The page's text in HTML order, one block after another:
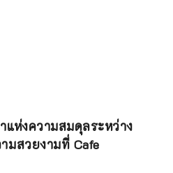
แห่งความสมดุลระหว่าง
มสวยงามที่ Cafe